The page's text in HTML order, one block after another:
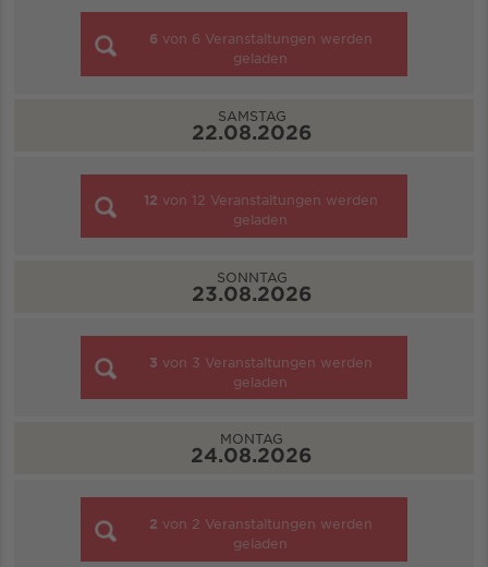
6 von 6 Veranstaltungen werden
geladen
SAMSTAG
22.08.2026
12 von 12 Veranstaltungen werden
geladen
SONNTAG
23.08.2026
3 von 3 Veranstaltungen werden
geladen
MONTAG
24.08.2026
2 von 2 Veranstaltungen werden
geladen